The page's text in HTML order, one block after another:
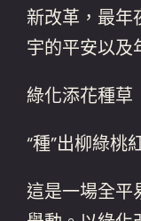
新改革，最年
宇的平安以及
綠化添花種草
“種”出柳綠桃
這是一場全平